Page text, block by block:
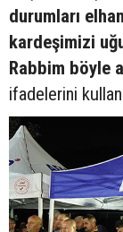
durumları
kardeşimizi
Rabbim böyle
ifadelerini